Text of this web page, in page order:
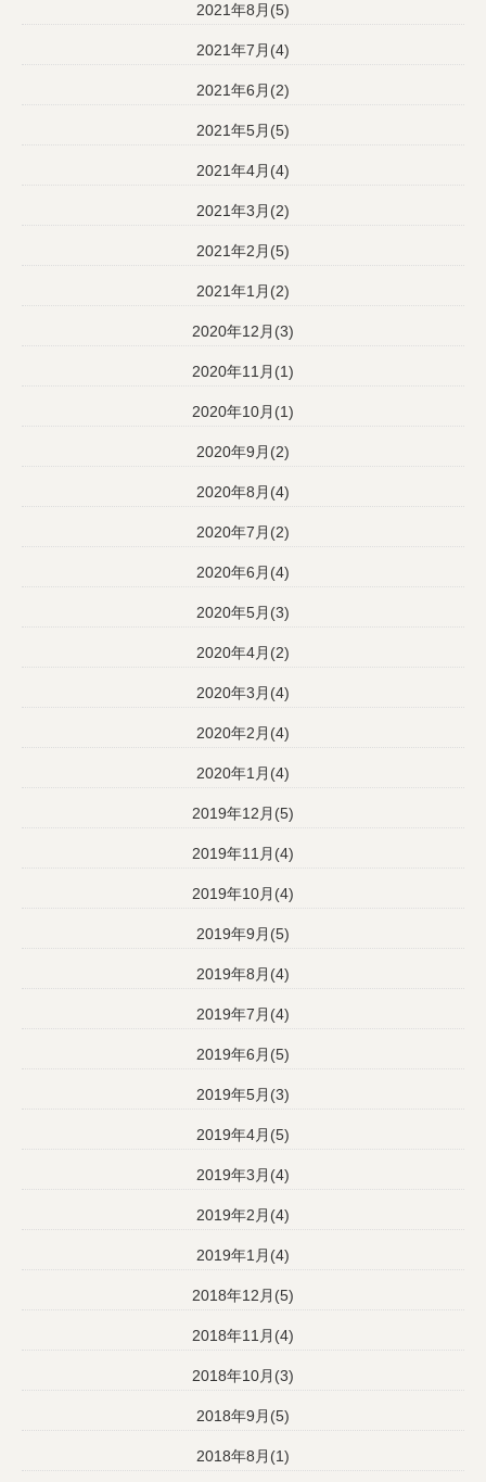
2021年8月(5)
2021年7月(4)
2021年6月(2)
2021年5月(5)
2021年4月(4)
2021年3月(2)
2021年2月(5)
2021年1月(2)
2020年12月(3)
2020年11月(1)
2020年10月(1)
2020年9月(2)
2020年8月(4)
2020年7月(2)
2020年6月(4)
2020年5月(3)
2020年4月(2)
2020年3月(4)
2020年2月(4)
2020年1月(4)
2019年12月(5)
2019年11月(4)
2019年10月(4)
2019年9月(5)
2019年8月(4)
2019年7月(4)
2019年6月(5)
2019年5月(3)
2019年4月(5)
2019年3月(4)
2019年2月(4)
2019年1月(4)
2018年12月(5)
2018年11月(4)
2018年10月(3)
2018年9月(5)
2018年8月(1)